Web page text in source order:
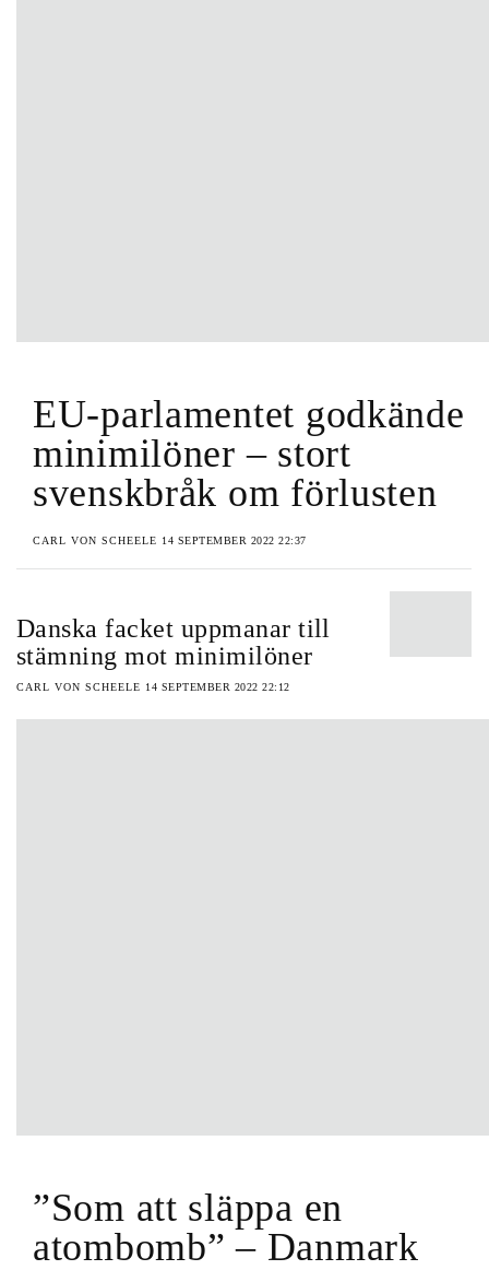
EU-parlamentet godkände
minimilöner – stort
svenskbråk om förlusten
CARL VON SCHEELE 14 SEPTEMBER 2022 22:37
Danska facket uppmanar till
stämning mot minimilöner
CARL VON SCHEELE 14 SEPTEMBER 2022 22:12
”Som att släppa en
atombomb” – Danmark